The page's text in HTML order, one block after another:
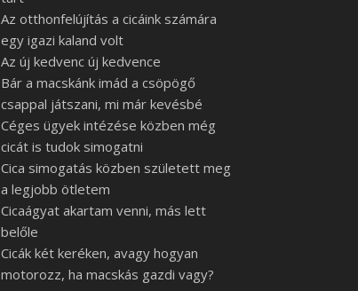
Az otthonfelújítás a cicáink számára
egy igazi kaland volt
Az új kedvenc új kedvence
Bár a macskánk imád a csöpögő
csappal játszani, mi már kevésbé
Céges ügyek intézése közben még
cicát is tudok simogatni
Cica simogatás közben született meg
a legjobb ötletem
Cicaágyat akartam venni, más lett
belőle
Cicák két keréken, avagy hogyan
motorozz, ha macskás gazdi vagy?